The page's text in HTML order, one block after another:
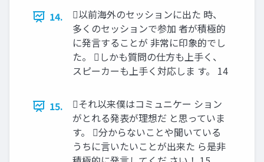
14.
以前海外のセッションに出た 時、
多くのセッションで参加 者が積極的
に発言することが 非常に印象的でし
た。 しかも質問の仕方も上手く、
スピーカーも上手く対応しま す。 14
15.
それ以来僕はコミュニケー ション
がとれる発表が理想だ と思っていま
す。 分からないことや聞いている
うちに言いたいことが出来た ら是非